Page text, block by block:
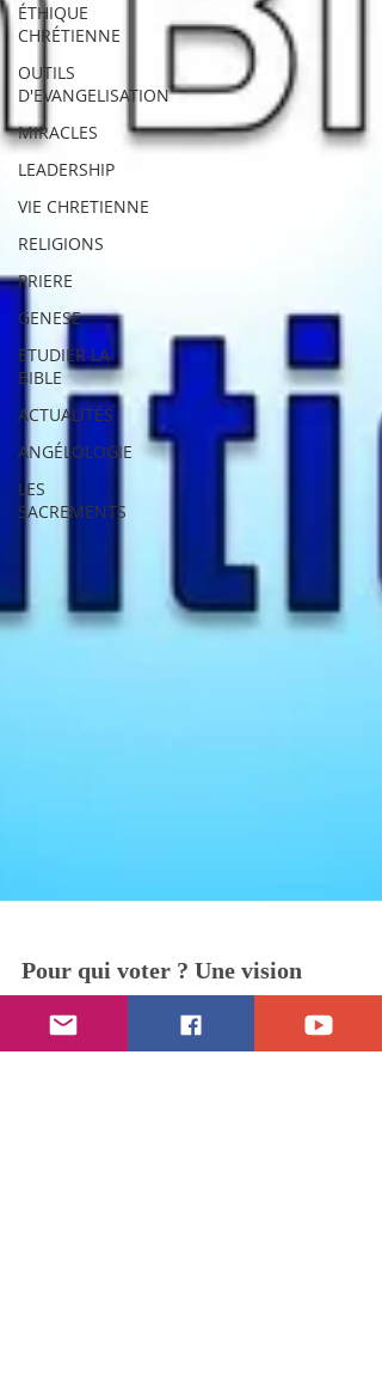
ÉTHIQUE
CHRÉTIENNE
OUTILS
D'EVANGELISATION
MIRACLES
LEADERSHIP
VIE CHRETIENNE
RELIGIONS
PRIERE
GENESE
ETUDIER LA
BIBLE
ACTUALITÉS
ANGÉLOLOGIE
LES
SACREMENTS
Pour qui voter ? Une vision
biblique de la politique